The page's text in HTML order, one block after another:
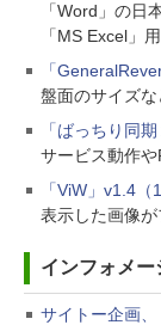
「Word」の日
「MS Excel」
「
盤面のサイズ
「ばっちり同
サービス動作
「ViW」v1.4（
表示した画像
インフォメー
サイトー企画